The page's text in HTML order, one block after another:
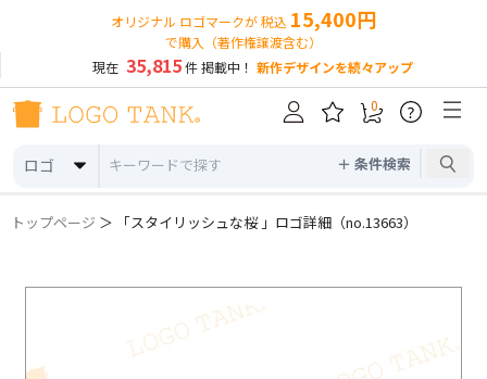
オリジナル ロゴマークが 税込 15,400円
で購入（著作権譲渡含む）
現在 35,815件 掲載中！ 新作デザインを続々アップ
ロゴ ＋ 条件検索
0 ?
トップページ ＞ 「スタイリッシュな桜 」ロゴ詳細（no.13663）